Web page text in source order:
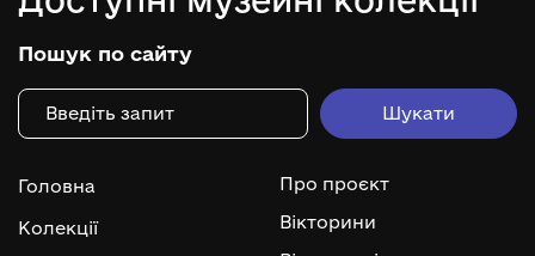
Пошук по сайту
Головна
Колекції
Про проєкт
Вікторини